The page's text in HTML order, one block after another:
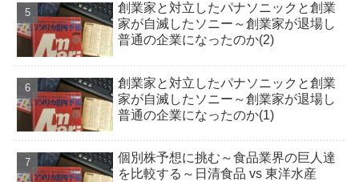
創業家と対立したパナソニックと創業
家が自滅したソニー～創業家が退場し
普通の企業になったのか(2)
創業家と対立したパナソニックと創業
家が自滅したソニー～創業家が退場し
普通の企業になったのか(1)
個別株予想に挑む～食品業界の巨人達
を比較する～日清食品 vs 東洋水産